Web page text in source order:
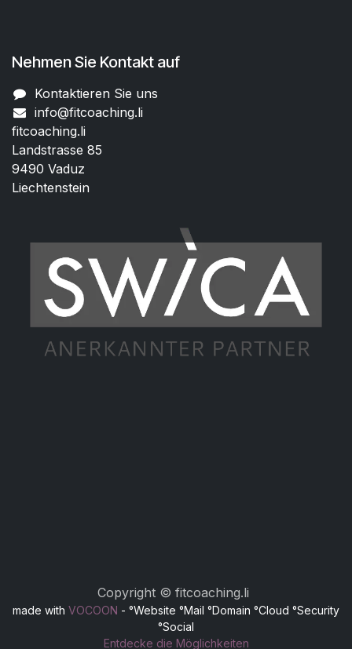
Nehmen Sie Kontakt auf
Kontaktieren Sie uns
info@fitcoaching.li
fitcoaching.li
Landstrasse 85
9490 Vaduz
Liechtenstein
Copyright © fitcoaching.li
made with VOCOON - °Website °Mail °Domain °Cloud °Security
°Social
Entdecke die Möglichkeiten